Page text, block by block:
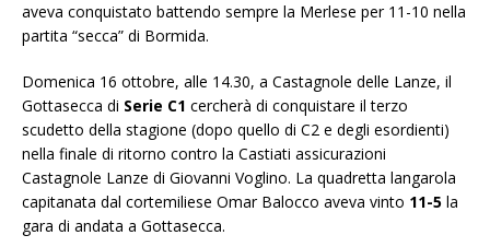
aveva conquistato battendo sempre la Merlese per 11-10 nella
partita “secca” di Bormida.
Domenica 16 ottobre, alle 14.30, a Castagnole delle Lanze, il
Gottasecca di Serie C1 cercherà di conquistare il terzo
scudetto della stagione (dopo quello di C2 e degli esordienti)
nella finale di ritorno contro la Castiati assicurazioni
Castagnole Lanze di Giovanni Voglino. La quadretta langarola
capitanata dal cortemiliese Omar Balocco aveva vinto 11-5 la
gara di andata a Gottasecca.